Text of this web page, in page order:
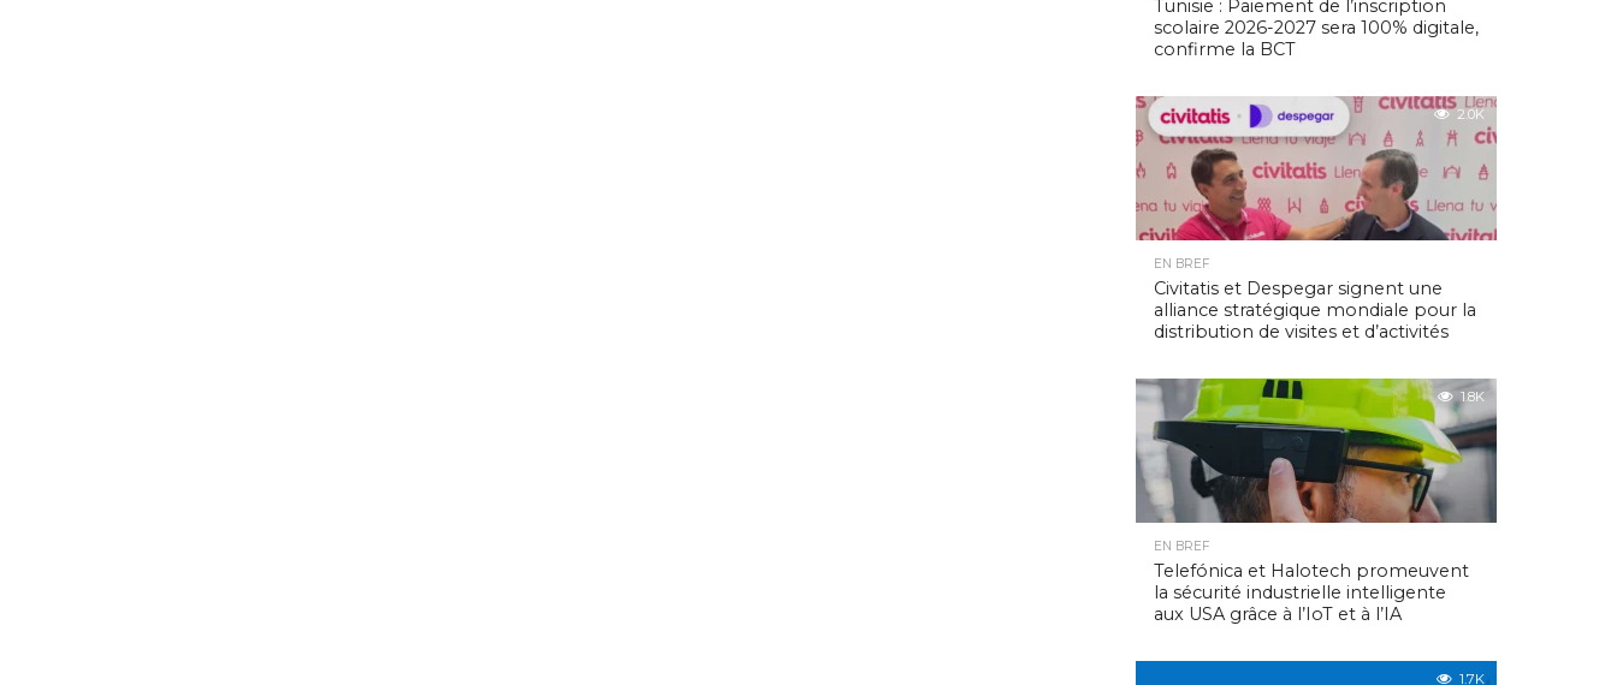
Tunisie : Paiement de l’inscription
scolaire 2026-2027 sera 100% digitale,
confirme la BCT
2.0K
EN BREF
Civitatis et Despegar signent une
alliance stratégique mondiale pour la
distribution de visites et d’activités
1.8K
EN BREF
Telefónica et Halotech promeuvent
la sécurité industrielle intelligente
aux USA grâce à l’IoT et à l’IA
1.7K